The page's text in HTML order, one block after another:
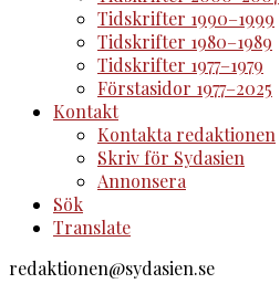
Tidskrifter 1990–1999
Tidskrifter 1980–1989
Tidskrifter 1977–1979
Förstasidor 1977–2025
Kontakt
Kontakta redaktionen
Skriv för Sydasien
Annonsera
Sök
Translate
redaktionen@sydasien.se